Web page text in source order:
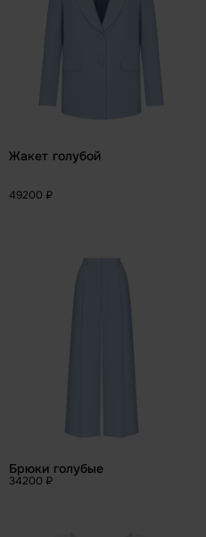
Жакет голубой
49200 ₽
Брюки голубые
34200 ₽